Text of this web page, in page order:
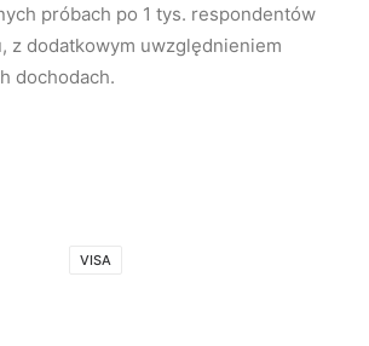
próbach po 1 tys. respondentów
z dodatkowym uwzględnieniem
dochodach.
VISA